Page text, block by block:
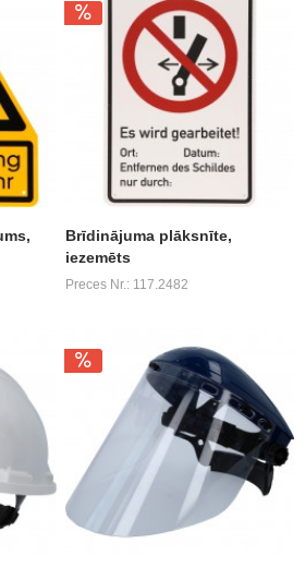
Brīdinājuma plāksnīte,
iezemēts
Preces Nr.: 117.2482